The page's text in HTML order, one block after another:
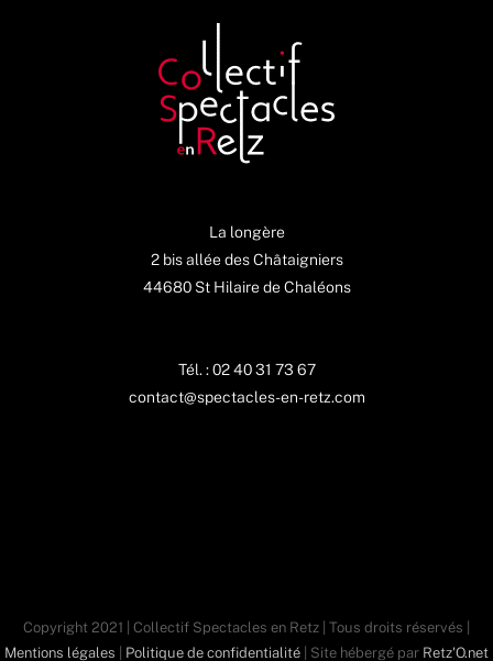
La longère
2 bis allée des Châtaigniers
44680 St Hilaire de Chaléons
Tél. : 02 40 31 73 67
contact@spectacles-en-retz.com
Copyright 2021 | Collectif Spectacles en Retz | Tous droits réservés |
Mentions légales
Politique de confidentialité | Site hébergé par Retz'O.net